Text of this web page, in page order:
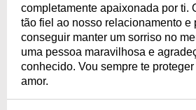
completamente apaixonada por ti.
tão fiel ao nosso relacionamento e
conseguir manter um sorriso no
uma pessoa maravilhosa e
conhecido. Vou sempre te
amor.